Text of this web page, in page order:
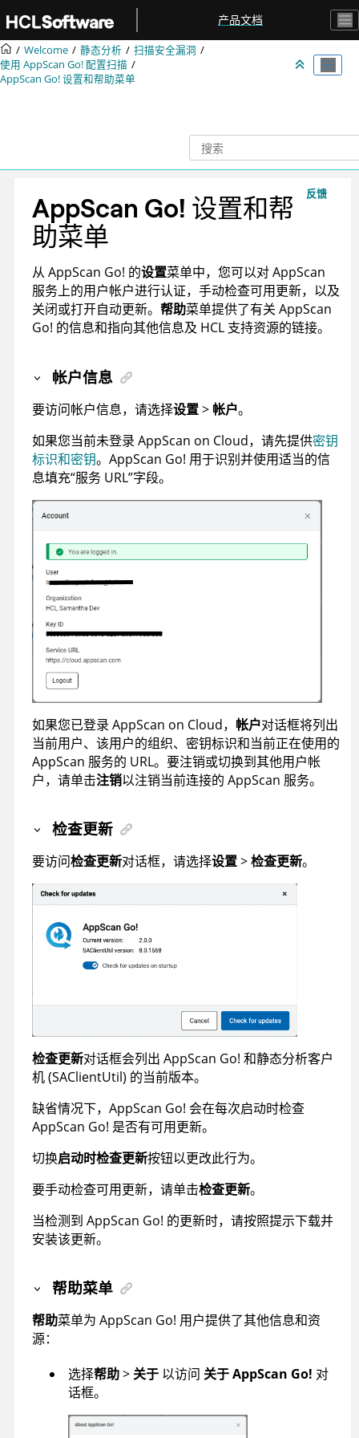
产品文档
Welcome 静态分析
扫描安全漏洞
使用 AppScan Go!配置扫描
AppScan Go!设置和帮助菜单
反馈
AppScan Go! 设置和帮
助菜单
从 AppScan Go! 的设置菜单中，您可以对AppScan
服务上的用户帐户进行认证，手动检查可用更新，以及
关闭或打开自动更新。 帮助菜单提供了有关 AppScan
Go! 的信息和指向其他信息及 HCL 支持资源的链接。
帐户信息
要访问帐户信息，请选择设置> 帐户。
如果您当前未登录 AppScan on Cloud，请先提供密钥
标识和密钥。 AppScan Go! 用于识别并使用适当的信
息填充“服务 URL”字段。
如果您已登录 AppScan on Cloud， 帐户对话框将列出
当前用户、该用户的组织、密钥标识和当前正在使用的
AppScan 服务的 URL。要注销或切换到其他用户帐
户，请单击注销以注销当前连接的 AppScan 服务。
检查更新
要访问检查更新对话框，请选择设置>检查更新。
检查更新对话框会列出 AppScan Go! 和静态分析客户
机 (SAClientUtil) 的当前版本。
缺省情况下， AppScan Go! 会在每次启动时检查
AppScan Go! 是否有可用更新。
切换启动时检查更新按钮以更改此行为。
要手动检查可用更新，请单击检查更新。
当检测到 AppScan Go! 的更新时，请按照提示下载并
安装该更新。
帮助菜单
帮助菜单为 AppScan Go! 用户提供了其他信息和资
源：
选择帮助>关于 以访问 关于AppScan Go! 对
话框。